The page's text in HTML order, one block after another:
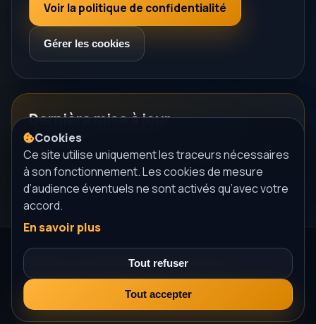
Voir la politique de confidentialité
Gérer les cookies
Dernière mise à jour
10 juin 2026.
© 2026 La Via Digitale · Michael Pommerat
Contact
Mentions légalesPolitique de confidentialité
CookiesSitemap
Cookies
Ce site utilise uniquement les traceurs nécessaires
à son fonctionnement. Les cookies de mesure
d’audience éventuels ne sont activés qu’avec votre
accord.
En savoir plus
Tout refuser
Tout accepter